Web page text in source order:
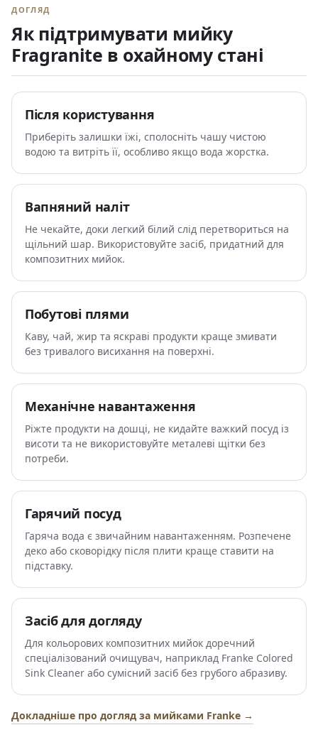
ДОГЛЯД
Як підтримувати мийку
Fragranite в охайному стані
Після користування
Приберіть залишки їжі, сполосніть чашу чистою
водою та витріть її, особливо якщо вода жорстка.
Вапняний наліт
Не чекайте, доки легкий білий слід перетвориться на
щільний шар. Використовуйте засіб, придатний для
композитних мийок.
Побутові плями
Каву, чай, жир та яскраві продукти краще змивати
без тривалого висихання на поверхні.
Механічне навантаження
Ріжте продукти на дошці, не кидайте важкий посуд із
висоти та не використовуйте металеві щітки без
потреби.
Гарячий посуд
Гаряча вода є звичайним навантаженням. Розпечене
деко або сковорідку після плити краще ставити на
підставку.
Засіб для догляду
Для кольорових композитних мийок доречний
спеціалізований очищувач, наприклад Franke Colored
Sink Cleaner або сумісний засіб без грубого абразиву.
Докладніше про догляд за мийками Franke →